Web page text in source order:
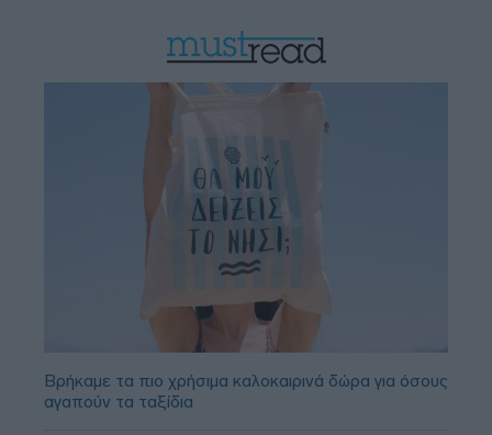
Βρήκαμε τα πιο χρήσιμα καλοκαιρινά δώρα για όσους
αγαπούν τα ταξίδια